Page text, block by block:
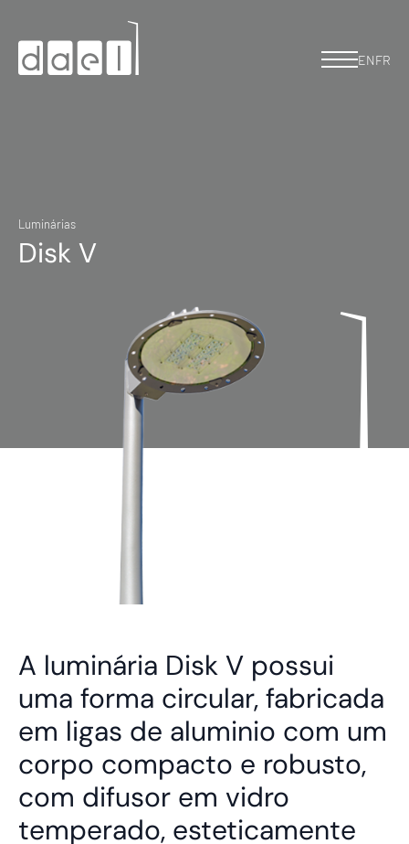
ENFR
Luminárias
Disk V
A luminária Disk V possui
uma forma circular, fabricada
em ligas de aluminio com um
corpo compacto e robusto,
com difusor em vidro
temperado, esteticamente